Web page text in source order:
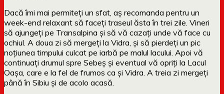
Dacă îmi mai permiteți un sfat, aș recomanda pentru un
week-end relaxant să faceți traseul ăsta în trei zile. Vineri
să ajungeți pe Transalpina și să vă cazați unde vă face cu
ochiul. A doua zi să mergeți la Vidra, și să pierdeți un pic
noțiunea timpului culcat pe iarbă pe malul lacului. Apoi vă
continuați drumul spre Sebeș și eventual vă opriți la Lacul
Oașa, care e la fel de frumos ca și Vidra. A treia zi mergeți
până în Sibiu și de acolo acasă.